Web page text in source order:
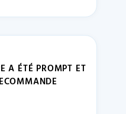
A ÉTÉ PROMPT ET